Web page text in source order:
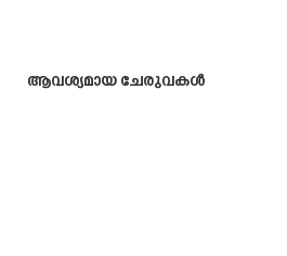
ആവശ്യമായ ചേരുവകൾ